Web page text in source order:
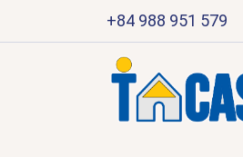
+84 988 951 579